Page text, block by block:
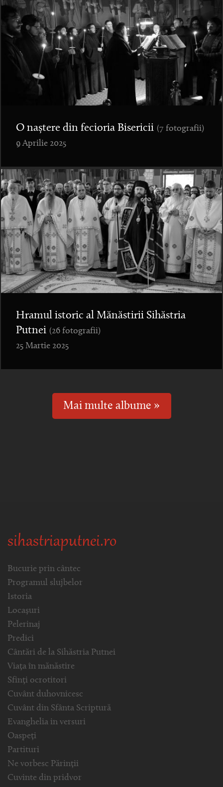
O naștere din fecioria Bisericii (7 fotografii)
9 Aprilie 2025
Hramul istoric al Mănăstirii Sihăstria
Putnei (26 fotografii)
25 Martie 2025
Mai multe albume »
sihastriaputnei.ro
Bucurie prin cântec
Programul slujbelor
Istoria
Locașuri
Pelerinaj
Predici
Cântări de la Sihăstria Putnei
Viața în mănăstire
Sfinți ocrotitori
Cuvânt duhovnicesc
Cuvânt din Sfânta Scriptură
Evanghelia in versuri
Oaspeți
Partituri
Ne vorbesc Părinții
Cuvinte din pridvor